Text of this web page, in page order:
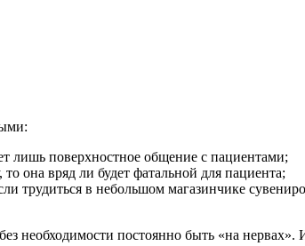
лишь поверхностное общение с пациентами;
она вряд ли будет фатальной для пациента;
трудиться в небольшом магазинчике
необходимости постоянно быть «на